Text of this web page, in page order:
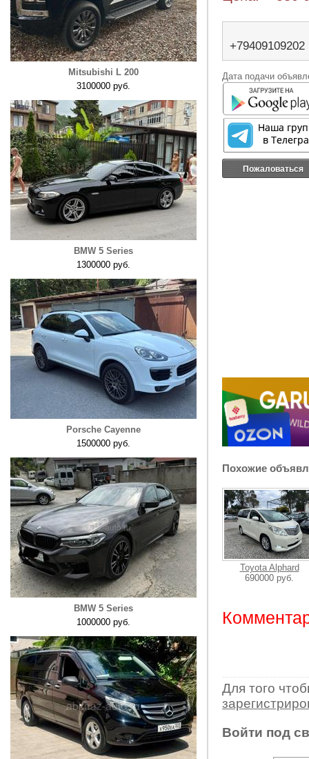
Mitsubishi L 200
3100000 руб.
BMW 5 Series
1300000 руб.
Porsche Cayenne
1500000 руб.
BMW 5 Series
1000000 руб.
+79409109202
Дата подачи
Пожаловаться
Похожие
Toyota Alphard
690000 руб.
Для того
Войти под